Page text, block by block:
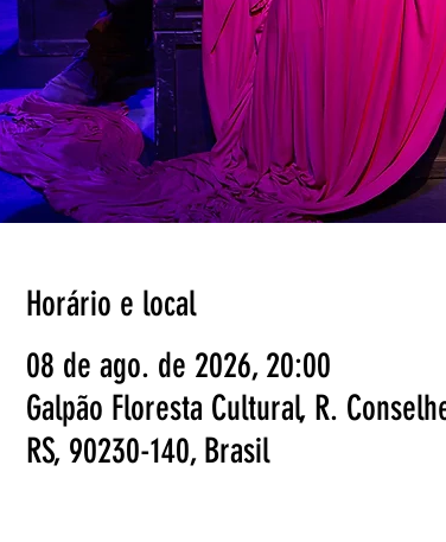
Horário e local
08 de ago. de 2026, 20:00
Galpão Floresta Cultural, R.
RS, 90230-140, Brasil